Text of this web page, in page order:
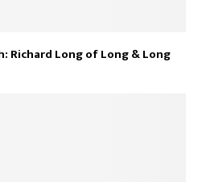
Richard Long of Long & Long